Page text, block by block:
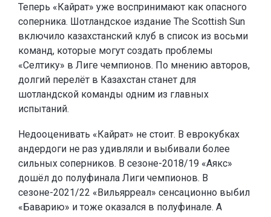
Теперь «Кайрат» уже воспринимают как опасного
соперника. Шотландское издание The Scottish Sun
включило казахстанский клуб в список из восьми
команд, которые могут создать проблемы
«Селтику» в Лиге чемпионов. По мнению авторов,
долгий перелёт в Казахстан станет для
шотландской команды одним из главных
испытаний.
Недооценивать «Кайрат» не стоит. В еврокубках
андердоги не раз удивляли и выбивали более
сильных соперников. В сезоне-2018/19 «Аякс»
дошёл до полуфинала Лиги чемпионов. В
сезоне-2021/22 «Вильярреал» сенсационно выбил
«Баварию» и тоже оказался в полуфинале. А